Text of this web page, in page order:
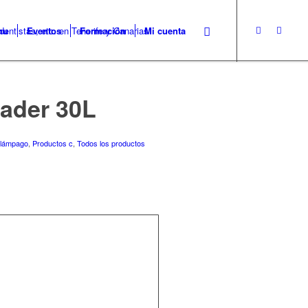
Eventos Formación Mi cuenta
30L
, Productos c,Todos los productos